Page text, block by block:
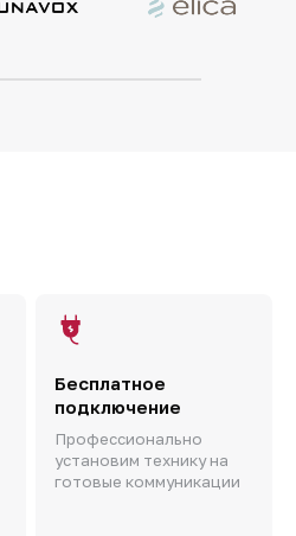
Бесплатное
подключение
Профессионально
установим технику на
готовые коммуникации